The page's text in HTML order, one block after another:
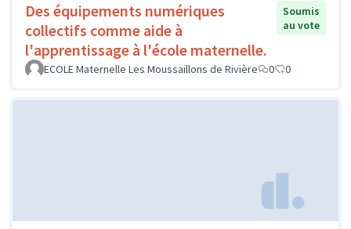
Des équipements numériques
collectifs comme aide à
l'apprentissage à l'école maternelle.
Soumis
au vote
ECOLE Maternelle Les Moussaillons de Rivière 0 0